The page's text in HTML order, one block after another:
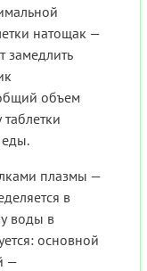
натощак —
замедлить
объем
плазмы —
в
воды в
основной
—